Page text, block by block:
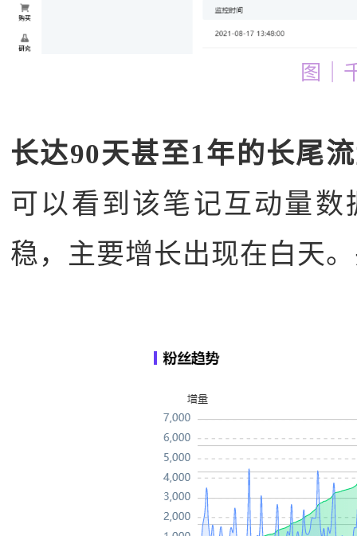
图｜
长达90天甚至1年的长尾
可以看到该笔记互动量
稳，主要增长出现在白天